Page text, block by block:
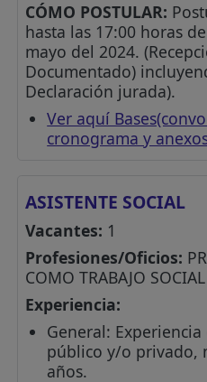
CÓMO POSTULAR:
hasta las 17:00 horas
mayo del 2024.
Documentado)
Declaración jurada).
Ver aquí
cronograma y
ASISTENTE SOCIAL
Vacantes: 1
Profesiones/Oficios:
COMO TRABAJO SOCIAL
Experiencia:
General:
público y/o privado,
años.